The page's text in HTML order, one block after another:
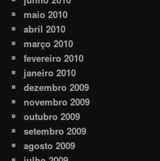
maio 2010
abril 2010
março 2010
fevereiro 2010
janeiro 2010
dezembro 2009
novembro 2009
outubro 2009
setembro 2009
agosto 2009